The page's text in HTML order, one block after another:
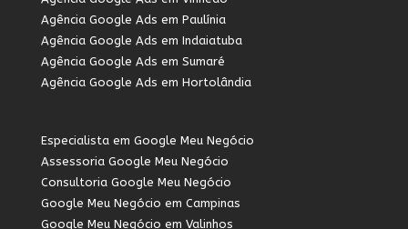
Agência Google Ads em Paulínia
Agência Google Ads em Indaiatuba
Agência Google Ads em Sumaré
Agência Google Ads em Hortolândia
Especialista em Google Meu Negócio
Assessoria Google Meu Negócio
Consultoria Google Meu Negócio
Google Meu Negócio em Campinas
Google Meu Negócio em Valinhos